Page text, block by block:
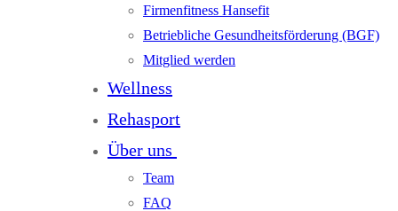
Firmenfitness Hansefit
Betriebliche Gesundheitsförderung (BGF)
Mitglied werden
Wellness
Rehasport
Über uns
Team
FAQ